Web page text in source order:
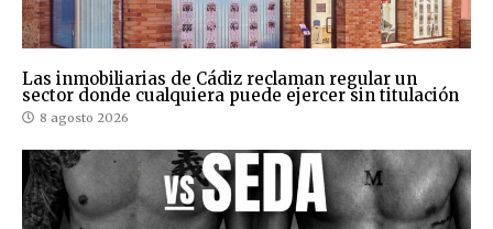
Las inmobiliarias de Cádiz reclaman regular un
sector donde cualquiera puede ejercer sin titulación
8 agosto 2026